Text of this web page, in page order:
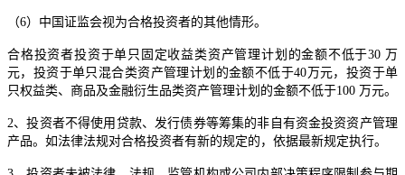
（6）中国证监会视为合格投资者的其他情形。
合格投资者投资于单只固定收益类资产管理计划的金额不低于30 万
元，投资于单只混合类资产管理计划的金额不低于40万元，投资于单
只权益类、商品及金融衍生品类资产管理计划的金额不低于100 万元。
2、投资者不得使用贷款、发行债券等筹集的非自有资金投资资产管理
产品。如法律法规对合格投资者有新的规定的，依据最新规定执行。